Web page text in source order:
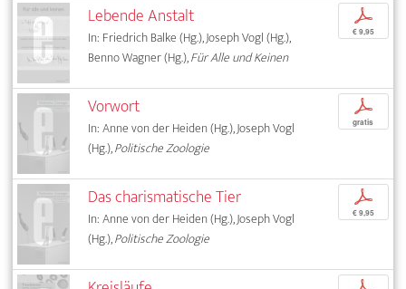
Lebende Anstalt
In: Friedrich Balke (Hg.), Joseph Vogl (Hg.),
Benno Wagner (Hg.),Für Alle und Keinen
p
€ 9,95
Vorwort
In: Anne von der Heiden (Hg.), Joseph Vogl
(Hg.),Politische Zoologie
p
gratis
Das charismatische Tier
In: Anne von der Heiden (Hg.), Joseph Vogl
(Hg.),Politische Zoologie
p
€ 9,95